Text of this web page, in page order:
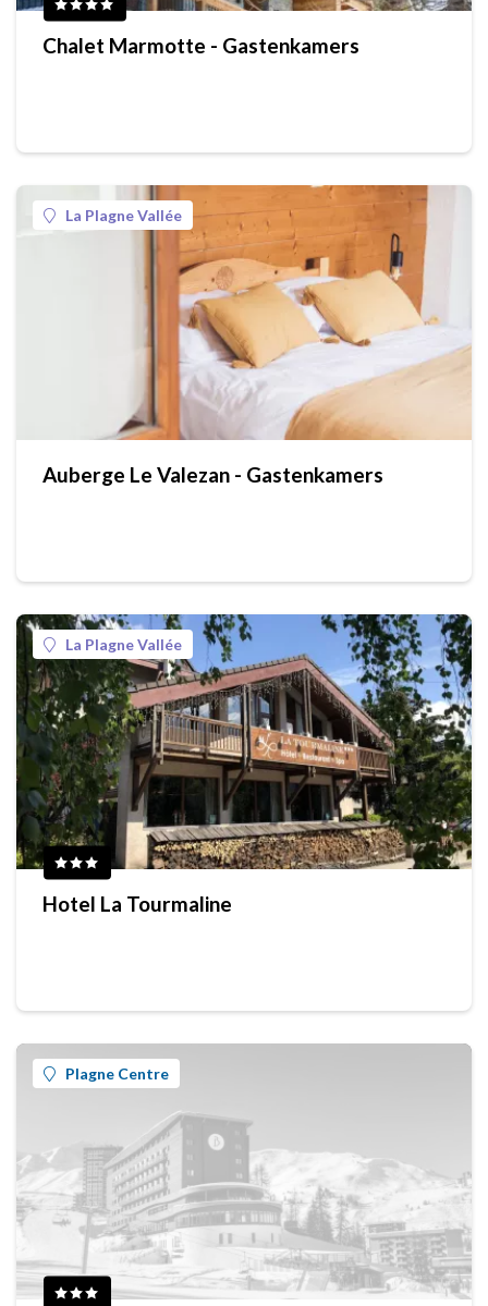
Chalet Marmotte - Gastenkamers
La Plagne Vallée
Auberge Le Valezan - Gastenkamers
La Plagne Vallée
Hotel La Tourmaline
Plagne Centre